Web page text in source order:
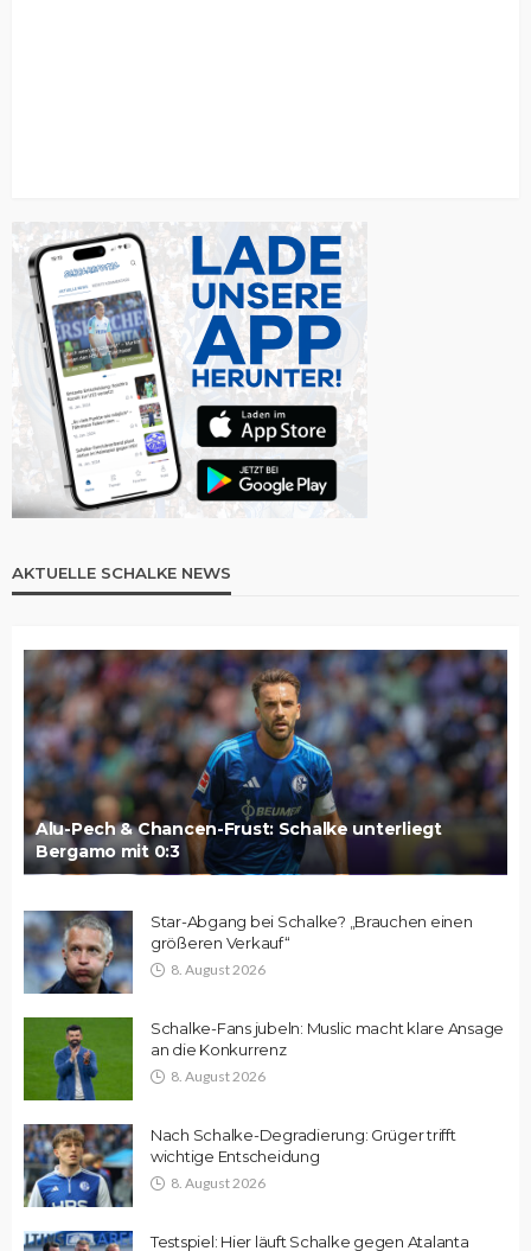
AKTUELLE SCHALKE NEWS
Alu-Pech & Chancen-Frust: Schalke unterliegt
Bergamo mit 0:3
Star-Abgang bei Schalke? „Brauchen einen
größeren Verkauf“
8. August 2026
Schalke-Fans jubeln: Muslic macht klare Ansage
an die Konkurrenz
8. August 2026
Nach Schalke-Degradierung: Grüger trifft
wichtige Entscheidung
8. August 2026
Testspiel: Hier läuft Schalke gegen Atalanta